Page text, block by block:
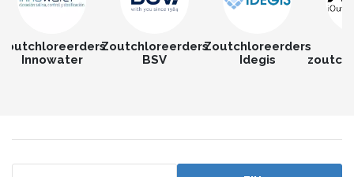
Innowater
Zoutchloreerders
BSV
Zoutchloreerders
Idegis